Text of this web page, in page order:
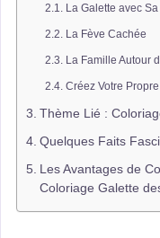
La Galette avec
La Fève Cachée
La Famille Autour
Créez Votre
Thème Lié :
Quelques Faits
Les Avantages de
Coloriage Galette